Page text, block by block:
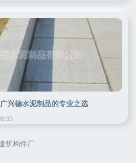
兴德水泥制品的专业之选
筑构件厂